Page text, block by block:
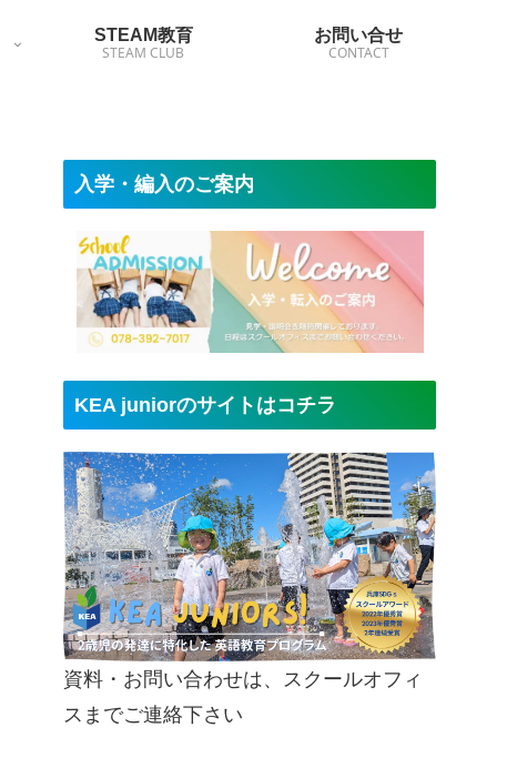
STEAM教育
STEAM CLUB
お問い合せ
CONTACT
入学・編入のご案内
KEA juniorのサイトはコチラ
資料・お問い合わせは、スクールオフィ
スまでご連絡下さい